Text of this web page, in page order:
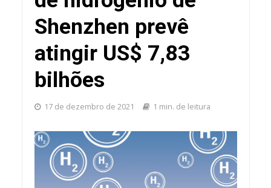
Shenzhen prevê
atingir US$ 7,83
bilhões
17 de dezembro de 2021 1 min. de leitura